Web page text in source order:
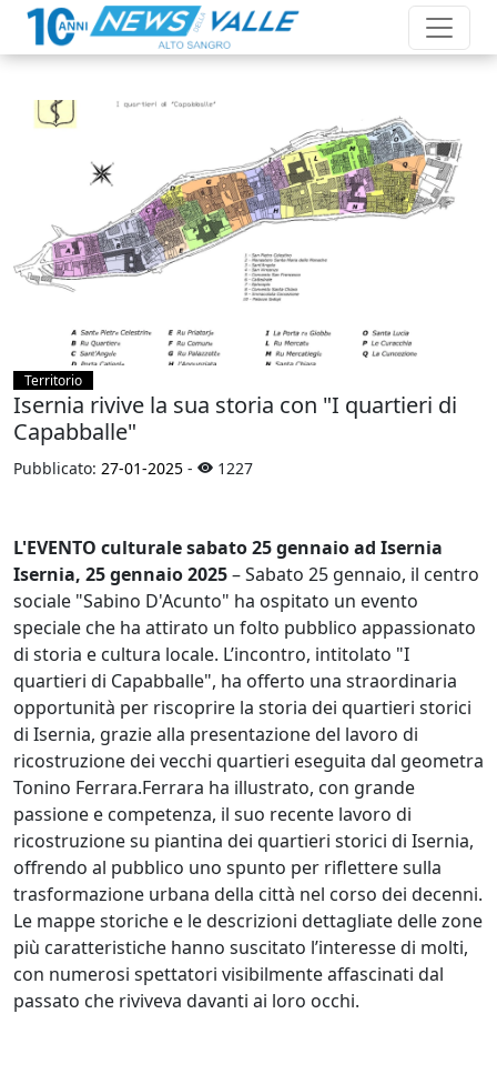
Territorio
Isernia rivive la sua storia con "I quartieri di
Capabballe"
Pubblicato: 27-01-2025 - 1227
L'EVENTO culturale sabato 25 gennaio ad Isernia
Isernia, 25 gennaio 2025– Sabato 25 gennaio, il centro
sociale "Sabino D'Acunto" ha ospitato un evento
speciale che ha attirato un folto pubblico appassionato
di storia e cultura locale. L’incontro, intitolato "I
quartieri di Capabballe", ha offerto una straordinaria
opportunità per riscoprire la storia dei quartieri storici
di Isernia, grazie alla presentazione del lavoro di
ricostruzione dei vecchi quartieri eseguita dal geometra
Tonino Ferrara.Ferrara ha illustrato, con grande
passione e competenza, il suo recente lavoro di
ricostruzione su piantina dei quartieri storici di Isernia,
offrendo al pubblico uno spunto per riflettere sulla
trasformazione urbana della città nel corso dei decenni.
Le mappe storiche e le descrizioni dettagliate delle zone
più caratteristiche hanno suscitato l’interesse di molti,
con numerosi spettatori visibilmente affascinati dal
passato che riviveva davanti ai loro occhi.